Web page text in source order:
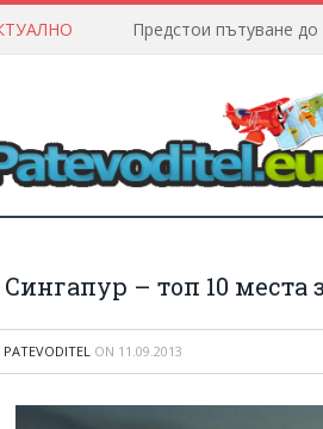
Сингапур – топ 10 места
PATEVODITEL ON 11.09.2013